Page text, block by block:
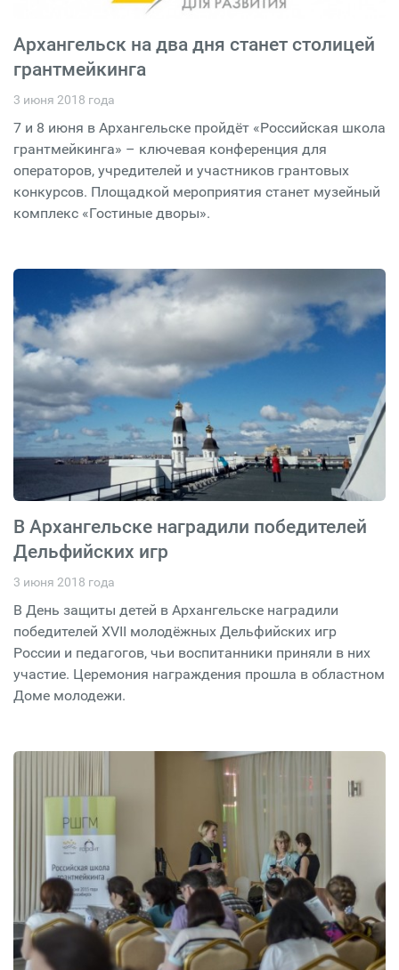
Архангельск на два дня станет столицей
грантмейкинга
3 июня 2018 года
7 и 8 июня в Архангельске пройдёт «Российская школа
грантмейкинга» – ключевая конференция для
операторов, учредителей и участников грантовых
конкурсов. Площадкой мероприятия станет музейный
комплекс «Гостиные дворы».
В Архангельске наградили победителей
Дельфийских игр
3 июня 2018 года
В День защиты детей в Архангельске наградили
победителей XVII молодёжных Дельфийских игр
России и педагогов, чьи воспитанники приняли в них
участие. Церемония награждения прошла в областном
Доме молодежи.